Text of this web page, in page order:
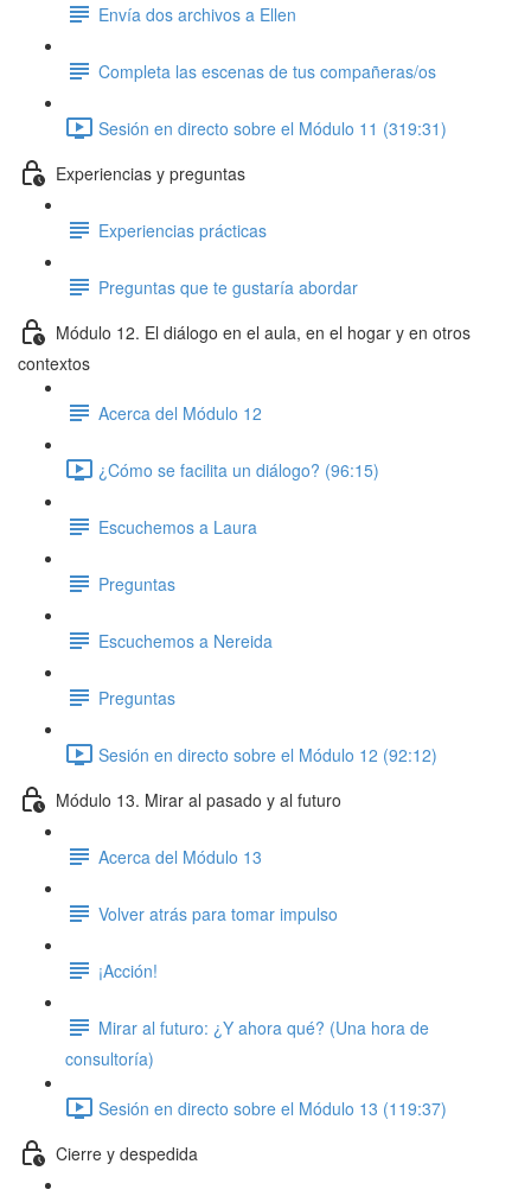
Envía dos archivos a Ellen
Completa las escenas de tus compañeras/os
Sesión en directo sobre el Módulo 11 (319:31)
Experiencias y preguntas
Experiencias prácticas
Preguntas que te gustaría abordar
Módulo 12. El diálogo en el aula, en el hogar y en otros
contextos
Acerca del Módulo 12
¿Cómo se facilita un diálogo? (96:15)
Escuchemos a Laura
Preguntas
Escuchemos a Nereida
Preguntas
Sesión en directo sobre el Módulo 12 (92:12)
Módulo 13. Mirar al pasado y al futuro
Acerca del Módulo 13
Volver atrás para tomar impulso
¡Acción!
Mirar al futuro: ¿Y ahora qué? (Una hora de
consultoría)
Sesión en directo sobre el Módulo 13 (119:37)
Cierre y despedida